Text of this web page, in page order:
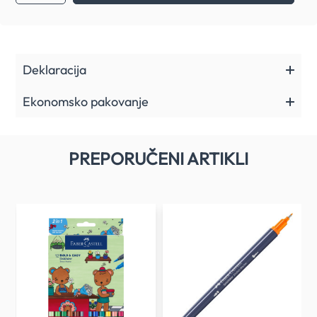
Deklaracija
Ekonomsko pakovanje
PREPORUČENI ARTIKLI